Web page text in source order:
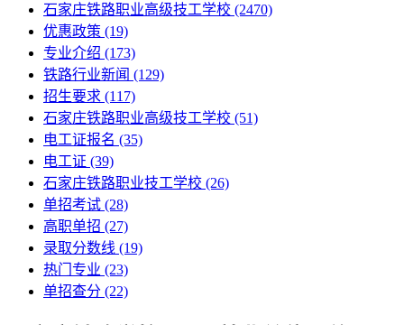
石家庄铁路职业高级技工学校 (2470)
优惠政策 (19)
专业介绍 (173)
铁路行业新闻 (129)
招生要求 (117)
石家庄铁路职业高级技工学校​ (51)
电工证报名 (35)
电工证 (39)
石家庄铁路职业技工学校 (26)
单招考试 (28)
高职单招 (27)
录取分数线 (19)
热门专业 (23)
单招查分 (22)